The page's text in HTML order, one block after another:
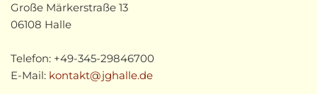
Große Märkerstraße 13
06108 Halle
Telefon: +49-345-29846700
E-Mail: kontakt@jghalle.de